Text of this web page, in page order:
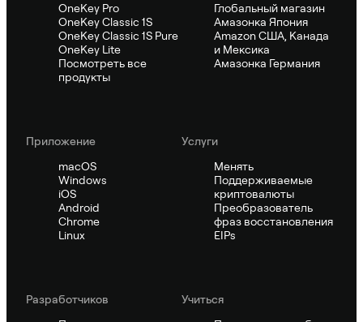
OneKey Pro
OneKey Classic 1S
OneKey Classic 1S Pure
OneKey Lite
Посмотреть все
продукты
Глобальный магазин
Амазонка Япония
Amazon США, Канада
и Мексика
Амазонка Германия
Приложение
macOS
Windows
iOS
Android
Chrome
Linux
Услуги
Менять
Поддерживаемые
криптовалюты
Преобразователь
фраз восстановления
EIPs
Pазработчиков
Учиться